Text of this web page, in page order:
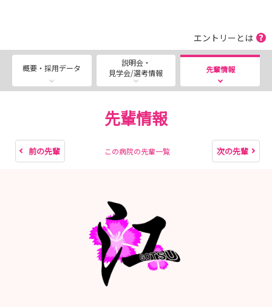
エントリーとは
概要・採用データ
説明会・
見学会/選考情報
先輩情報
先輩情報
前の先輩 この病院の先輩一覧 次の先輩